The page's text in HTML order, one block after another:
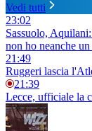
Vedi tutti
23:02
Sassuolo,
non ho neanche
21:49
Ruggeri lascia
21:39
Lecce, ufficiale la